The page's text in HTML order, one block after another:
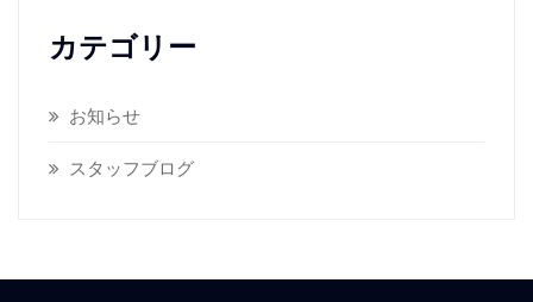
カテゴリー
お知らせ
スタッフブログ